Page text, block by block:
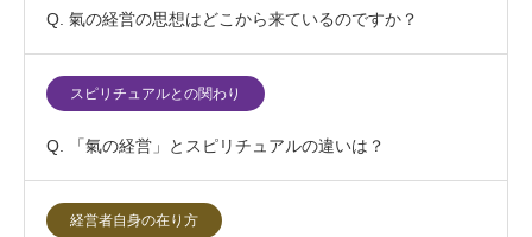
Q. 氣の経営の思想はどこから来ているのですか？
スピリチュアルとの関わり
Q. 「氣の経営」とスピリチュアルの違いは？
経営者自身の在り方